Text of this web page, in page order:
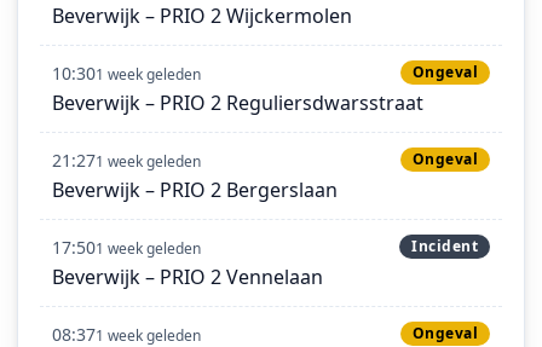
Beverwijk – PRIO 2 Wijckermolen
10:301 week geleden Ongeval
Beverwijk – PRIO 2 Reguliersdwarsstraat
21:271 week geleden Ongeval
Beverwijk – PRIO 2 Bergerslaan
17:501 week geleden Incident
Beverwijk – PRIO 2 Vennelaan
08:371 week geleden Ongeval